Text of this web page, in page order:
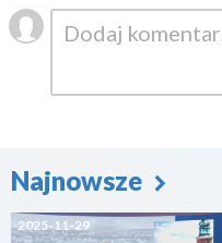
Najnowsze
2025-11-29